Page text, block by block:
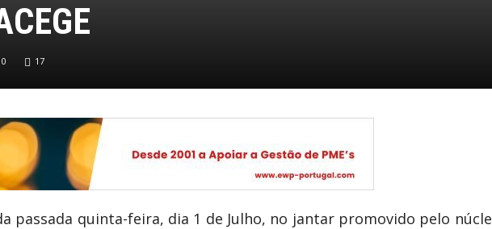
17
passada quinta-feira, dia 1 de Julho, no jantar promovido pelo